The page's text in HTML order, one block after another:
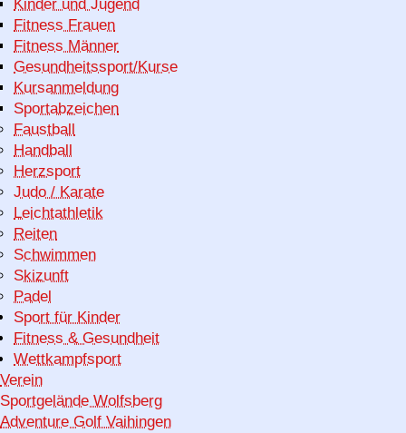
Kinder und Jugend
Fitness Frauen
Fitness Männer
Gesundheitssport/Kurse
Kursanmeldung
Sportabzeichen
Faustball
Handball
Herzsport
Judo / Karate
Leichtathletik
Reiten
Schwimmen
Skizunft
Padel
Sport für Kinder
Fitness & Gesundheit
Wettkampfsport
Verein
Sportgelände Wolfsberg
Adventure Golf Vaihingen